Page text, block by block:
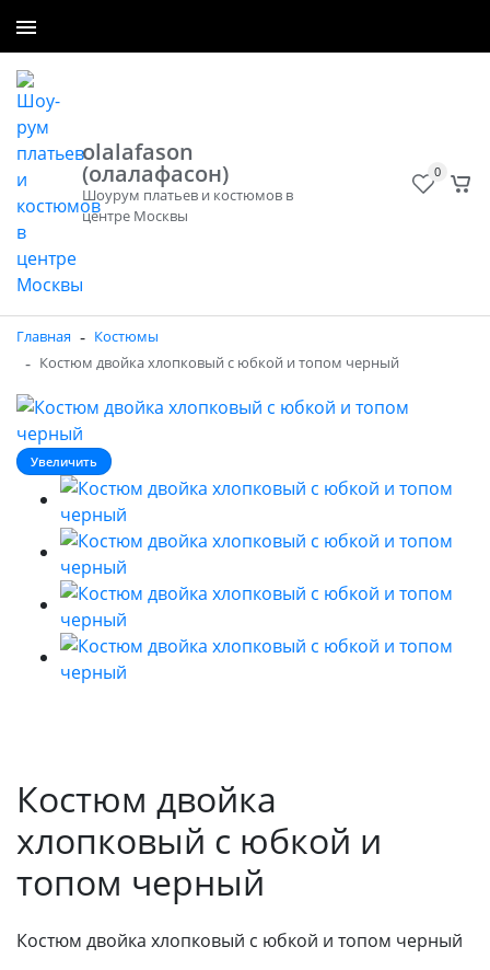
olalafason
(олалафасон)
Шоурум платьев и костюмов в
центре Москвы
0
Главная - Костюмы
- Костюм двойка хлопковый с юбкой и топом черный
Увеличить
Костюм двойка
хлопковый с юбкой и
топом черный
Костюм двойка хлопковый с юбкой и топом черный